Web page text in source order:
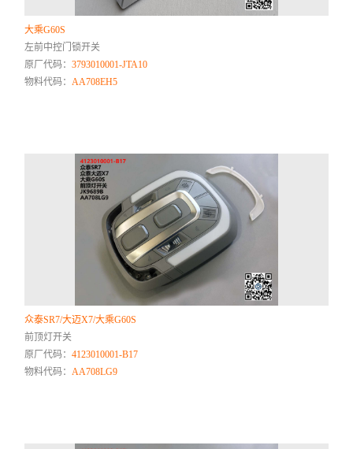
大乘G60S
左前中控门锁开关
原厂代码：3793010001-JTA10
物料代码：AA708EH5
众泰SR7/大迈X7/大乘G60S
前顶灯开关
原厂代码：4123010001-B17
物料代码：AA708LG9